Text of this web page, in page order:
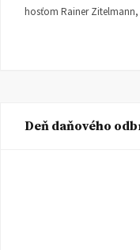
hosťom Rainer
Deň daňového